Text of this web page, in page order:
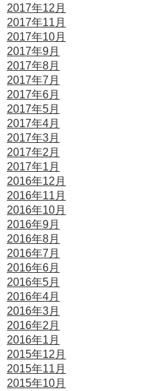
2017年12月
2017年11月
2017年10月
2017年9月
2017年8月
2017年7月
2017年6月
2017年5月
2017年4月
2017年3月
2017年2月
2017年1月
2016年12月
2016年11月
2016年10月
2016年9月
2016年8月
2016年7月
2016年6月
2016年5月
2016年4月
2016年3月
2016年2月
2016年1月
2015年12月
2015年11月
2015年10月